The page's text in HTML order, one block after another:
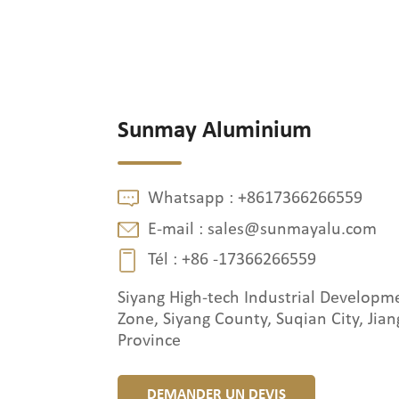
Sunmay Aluminium
Whatsapp : +8617366266559
E-mail : sales@sunmayalu.com
Tél : +86 -17366266559
Siyang High-tech Industrial
Zone, Siyang County, Suqian City,
Province
DEMANDER UN DEVIS